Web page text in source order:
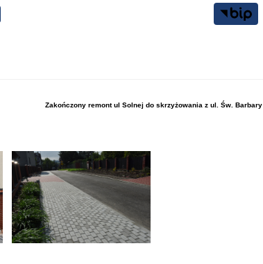
Zakończony remont ul Solnej do skrzyżowania z ul. Św. Barbary